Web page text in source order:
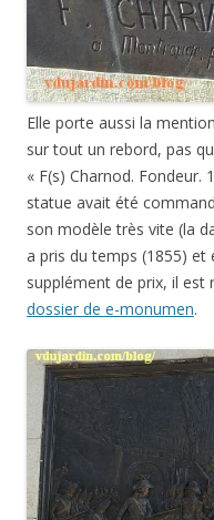
Elle porte aussi la
sur tout un rebord, pas
« F(s) Charnod. Fondeur.
statue avait été
son modèle très vite (la
a pris du temps (1855) et
supplément de prix, il est
dossier de e-monumen.